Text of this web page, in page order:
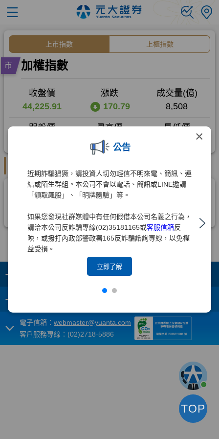
×
公告
近期詐騙猖獗，請投資人切勿輕信不明來電、簡訊、連
結或陌生群組。本公司不會以電話、簡訊或LINE邀請
「領取飆股」、「明牌體驗」等。
如果您發現社群媒體中有任何假借本公司名義之行為，
請洽本公司反詐騙專線(02)35181165或客服信箱反
映，或撥打內政部警政署165反詐騙諮詢專線，以免權
益受損。
立即了解
+
+
電子信箱： webmaster@yuanta.com
客戶服務專線：(02)2718-5886
TOP